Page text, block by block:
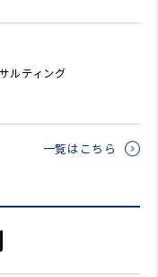
ルティング
一覧はこちら